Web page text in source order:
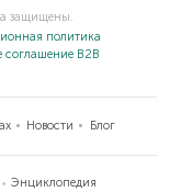
защищены.
политика
соглашение B2B
Новости Блог
Энциклопедия